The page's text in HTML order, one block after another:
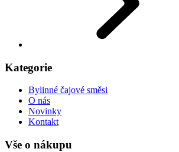
Kategorie
Bylinné čajové směsi
O nás
Novinky
Kontakt
Vše o nákupu